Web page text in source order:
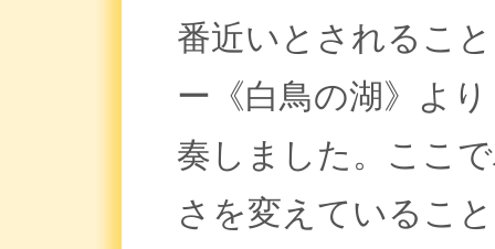
番近いとされるこ
ー《白鳥の湖》よ
奏しました。ここ
さを変えているこ